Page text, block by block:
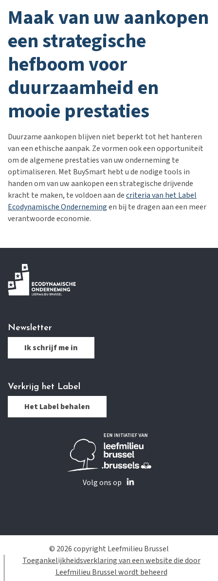
maak van uw aankopen
een strategische
hefboom voor
duurzaamheid en
mooie prestaties
Duurzame aankopen blijven niet beperkt tot het hanteren
van een ethische aanpak. Ze vormen ook een opportuniteit
om de algemene prestaties van uw onderneming te
optimaliseren. Met BuySmart hebt u de nodige tools in
handen om van uw aankopen een strategische drijvende
kracht te maken, te voldoen aan decriteria van het Label
Ecodynamische Ondernemingen bij te dragen aan een meer
verantwoorde economie.
Newsletter
Ik schrijf me in
Verkrijg het Label
Het Label behalen
Volg ons op
© 2026 copyright Leefmilieu Brussel
Toegankelijkheidsverklaring van een website die door
Leefmilieu Brussel wordt beheerd